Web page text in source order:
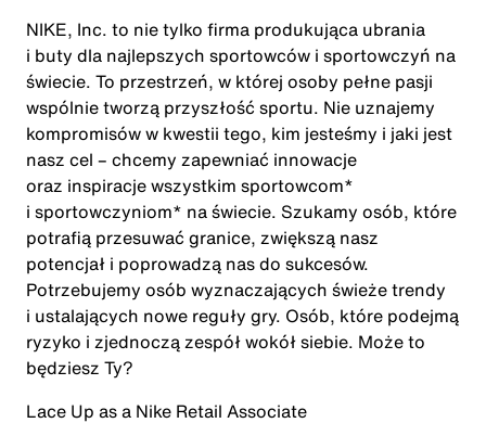
NIKE, Inc. to nie tylko firma produkująca ubrania
i buty dla najlepszych sportowców i sportowczyń na
świecie. To przestrzeń, w której osoby pełne pasji
wspólnie tworzą przyszłość sportu. Nie uznajemy
kompromisów w kwestii tego, kim jesteśmy i jaki jest
nasz cel – chcemy zapewniać innowacje
oraz inspiracje wszystkim sportowcom*
i sportowczyniom* na świecie. Szukamy osób, które
potrafią przesuwać granice, zwiększą nasz
potencjał i poprowadzą nas do sukcesów.
Potrzebujemy osób wyznaczających świeże trendy
i ustalających nowe reguły gry. Osób, które podejmą
ryzyko i zjednoczą zespół wokół siebie. Może to
będziesz Ty?
Lace Up as a Nike Retail Associate